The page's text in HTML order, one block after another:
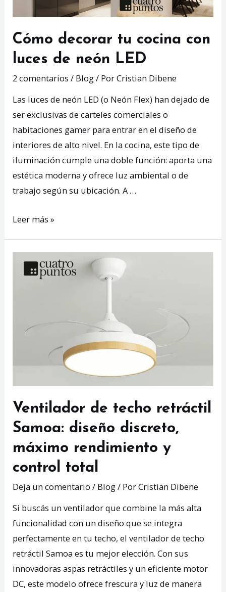
Cómo decorar tu cocina con
luces de neón LED
2 comentarios / Blog/ PorCristian Dibene
Las luces de neón LED (o Neón Flex) han dejado de
ser exclusivas de carteles comerciales o
habitaciones gamer para entrar en el diseño de
interiores de alto nivel. En la cocina, este tipo de
iluminación cumple una doble función: aporta una
estética moderna y ofrece luz ambiental o de
trabajo según su ubicación. A …
Cómo
cocina
con
neón
Leer más »
Ventilador de techo retráctil
Samoa: diseño discreto,
máximo rendimiento y
control total
Deja un comentario / Blog/ PorCristian Dibene
Si buscás un ventilador que combine la más alta
funcionalidad con un diseño que se integra
perfectamente en tu techo, el ventilador de techo
retráctil Samoa es tu mejor elección. Con sus
innovadoras aspas retráctiles y un eficiente motor
DC, este modelo ofrece frescura y luz de manera